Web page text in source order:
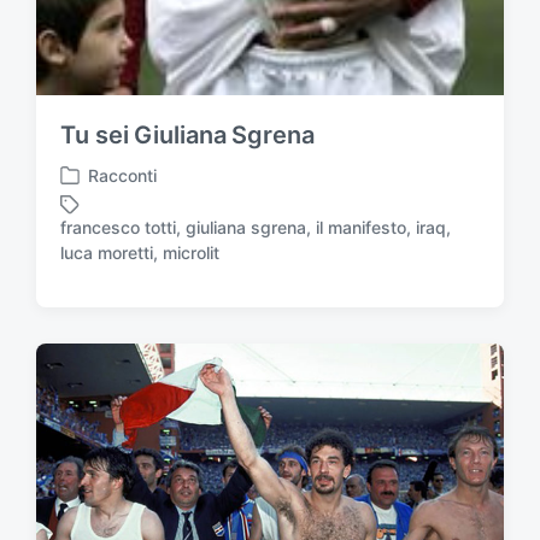
Tu sei Giuliana Sgrena
P
u
b
b
c
a
o
i
n
Racconti
T
a
t
o
c
n
francesco totti, giuliana sgrena, il manifesto, iraq,
luca moretti, microlit